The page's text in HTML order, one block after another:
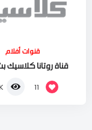
قنوات أفلام
قناة روتانا كلاسيك
11